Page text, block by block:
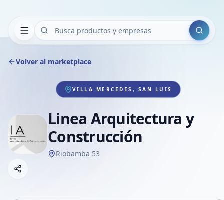
Buscar
Volver al marketplace
VILLA MERCEDES, SAN LUIS
Linea Arquitectura y
Construcción
Riobamba 53
Compartir empresa